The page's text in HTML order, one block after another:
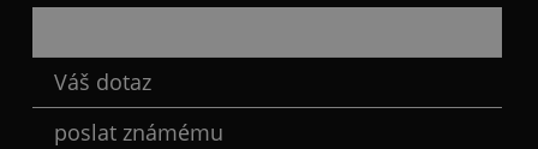
Váš dotaz
poslat známému